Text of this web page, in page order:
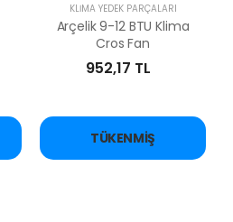
KLİMA YEDEK PARÇALARI
Arçelik 9-12 BTU Klima
Cros Fan
952,17 TL
TÜKENMIŞ